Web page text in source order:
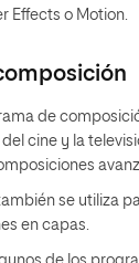
Effects o Motion.
de
cine y la
se utiliza
en capas.